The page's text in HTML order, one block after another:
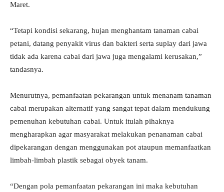
Maret.
“Tetapi kondisi sekarang, hujan menghantam tanaman cabai
petani, datang penyakit virus dan bakteri serta suplay dari jawa
tidak ada karena cabai dari jawa juga mengalami kerusakan,”
tandasnya.
Menurutnya, pemanfaatan pekarangan untuk menanam tanaman
cabai merupakan alternatif yang sangat tepat dalam mendukung
pemenuhan kebutuhan cabai. Untuk itulah pihaknya
mengharapkan agar masyarakat melakukan penanaman cabai
dipekarangan dengan menggunakan pot ataupun memanfaatkan
limbah-limbah plastik sebagai obyek tanam.
“Dengan pola pemanfaatan pekarangan ini maka kebutuhan